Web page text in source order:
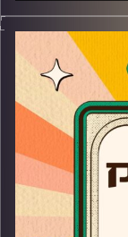
צח שמעון מביא לכם מוזיקה נוסטלגית משנות ה-90, שנות
הפסטיגלים
נעורים